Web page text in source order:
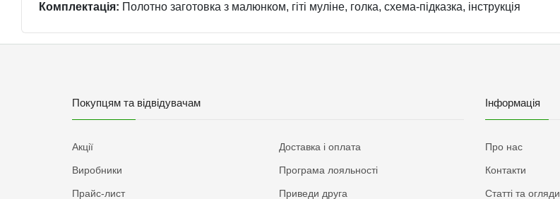
Комплектація: Полотно заготовка з малюнком, гіті муліне, голка, схема-підказка, інструкція
Покупцям та відвідувачам
Акції
Виробники
Прайс-лист
Доставка і оплата
Програма лояльності
Приведи друга
Інформація
Про нас
Контакти
Статті та огляди